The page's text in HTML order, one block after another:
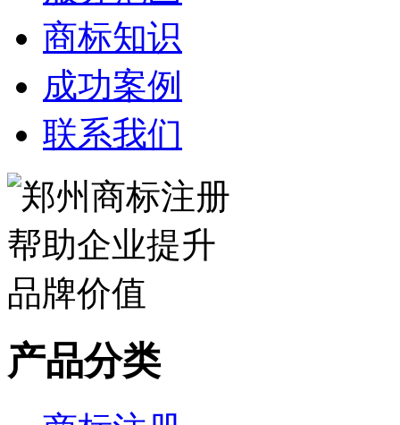
商标知识
成功案例
联系我们
产品分类